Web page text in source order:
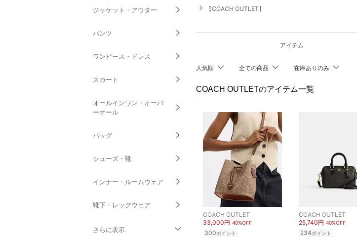
ジャケット・アウター
パンツ
ワンピース・ドレス
スカート
オールインワン・オーバ
ーオール
バッグ
シューズ・靴
インナー・ルームウェア
靴下・レッグウェア
さらに表示
navigate_next 【COACH OUTLET】
アイテム
人気順 全ての商品 在庫ありのみ
COACH OUTLETのアイテム一覧
COACH OUTLET
33,000円 40%OFF
300ポイント
COACH OUTLET
25,740円 40%OFF
234ポイント